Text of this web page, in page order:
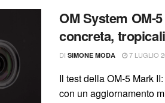
OM System OM-
concreta,
DI SIMONE MODA 7 LUGLIO
Il test della OM-5 Mark
con un aggiornamento